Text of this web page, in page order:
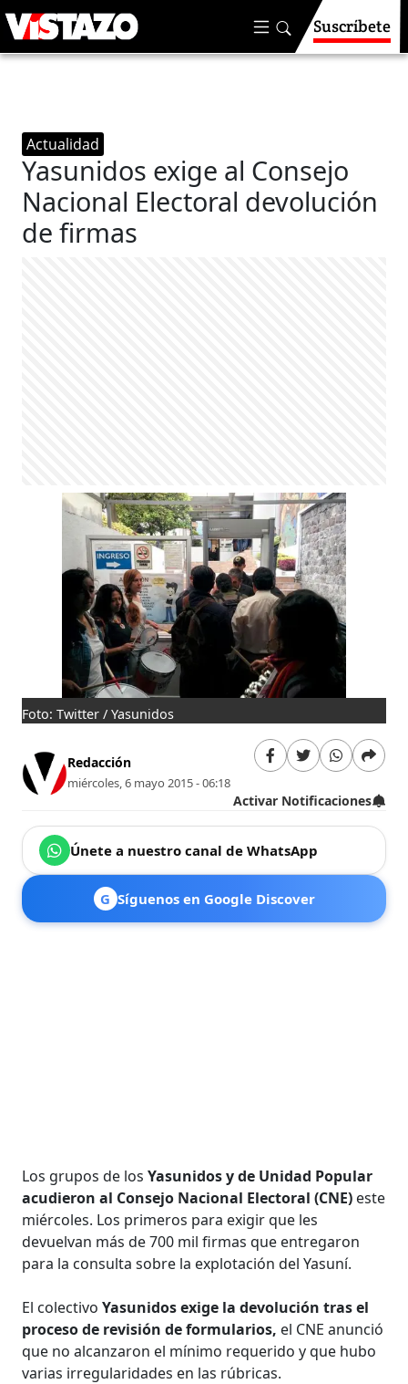
Suscríbete
Actualidad
Yasunidos exige al Consejo
Nacional Electoral devolución
de firmas
Foto: Twitter / Yasunidos
Redacción
miércoles, 6 mayo 2015 - 06:18
Activar Notificaciones
Únete a nuestro canal de WhatsApp
G Síguenos en Google Discover
Los grupos de losYasunidos y de Unidad Popular
acudieron al Consejo Nacional Electoral (CNE) este
miércoles. Los primeros para exigir que les
devuelvan más de 700 mil firmas que entregaron
para la consulta sobre la explotación del Yasuní.
El colectivoYasunidos exige la devolución tras el
proceso de revisión de formularios, el CNE anunció
que no alcanzaron el mínimo requerido y que hubo
varias irregularidades en las rúbricas.